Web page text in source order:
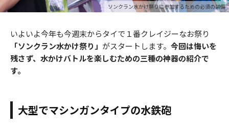
ソンクラン水かけ祭りに参加するための必須の装備
いよいよ今年も今週末からタイで１番クレイジーなお祭り
「ソンクラン水かけ祭り」 がスタートします。 今回は悔いを
残さず、水かけバトルを楽しむための三種の神器の紹介で
す。
大型でマシンガンタイプの水鉄砲